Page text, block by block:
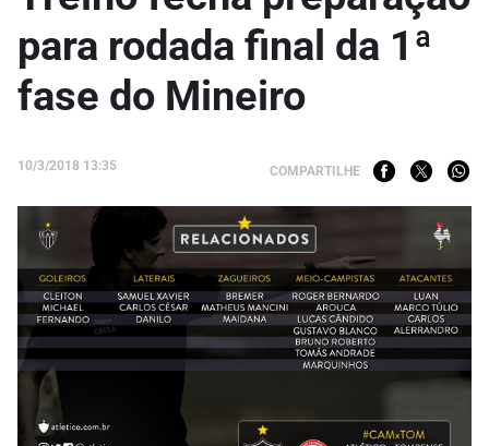
para rodada final da 1ª
fase do Mineiro
10/3/2018 13:35 COMPARTILHE